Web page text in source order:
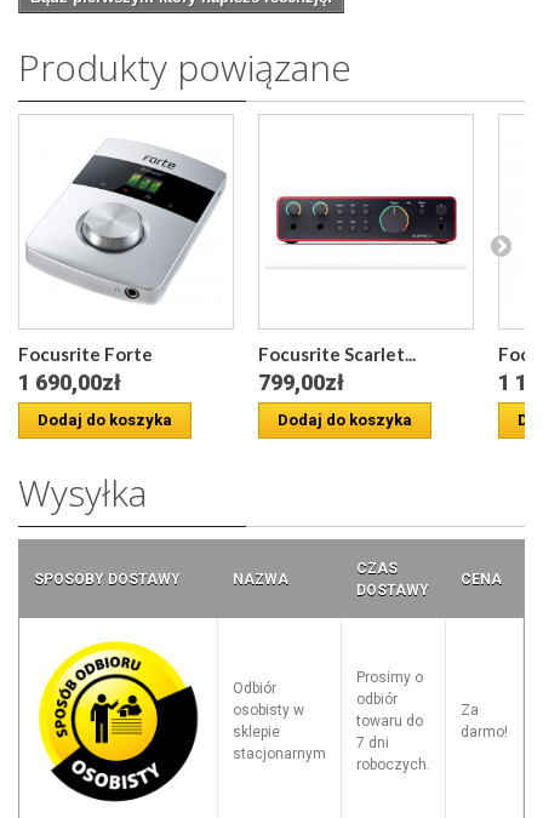
Produkty powiązane
Focusrite Forte
1 690,00zł
Dodaj do koszyka
Focusrite Scarlet...
799,00zł
Dodaj do koszyka
1
Wysyłka
SPOSOBY DOSTAWY NAZWA
CZAS
DOSTAWY
CENA
Odbiór
osobisty w
sklepie
stacjonarnym
Prosimy o
odbiór
towaru do
7 dni
roboczych.
Za
darmo!